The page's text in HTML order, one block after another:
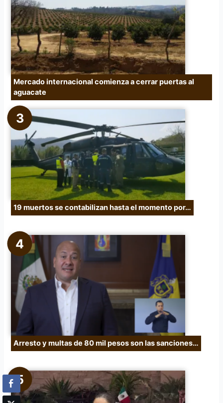
Mercado internacional comienza a cerrar puertas al
aguacate
19 muertos se contabilizan hasta el momento por…
Arresto y multas de 80 mil pesos son las sanciones…